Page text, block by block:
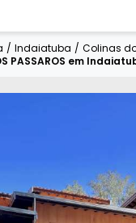
/ Indaiatuba / Colinas
PASSAROS em